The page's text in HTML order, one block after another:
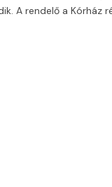
A rendelő a Kórház